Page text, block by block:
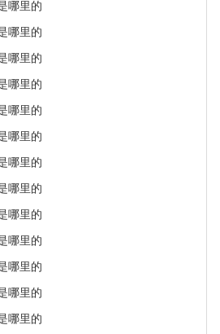
哪里的
哪里的
哪里的
哪里的
哪里的
哪里的
哪里的
哪里的
哪里的
哪里的
哪里的
哪里的
哪里的